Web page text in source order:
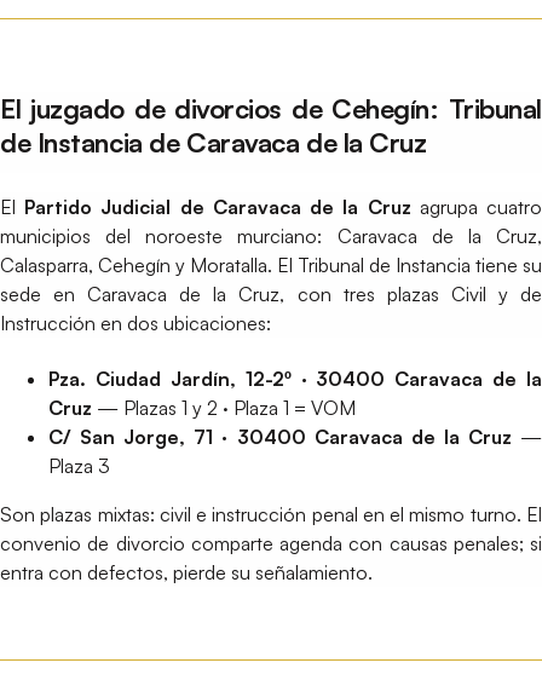
El juzgado de divorcios de Cehegín: Tribunal
de Instancia de Caravaca de la Cruz
El Partido Judicial de Caravaca de la Cruz agrupa cuatro
municipios del noroeste murciano: Caravaca de la Cruz,
Calasparra, Cehegín y Moratalla. El Tribunal de Instancia tiene su
sede en Caravaca de la Cruz, con tres plazas Civil y de
Instrucción en dos ubicaciones:
Pza. Ciudad Jardín, 12-2º · 30400 Caravaca de la
Cruz — Plazas 1 y 2 · Plaza 1 = VOM
C/ San Jorge, 71 · 30400 Caravaca de la Cruz —
Plaza 3
Son plazas mixtas: civil e instrucción penal en el mismo turno. El
convenio de divorcio comparte agenda con causas penales; si
entra con defectos, pierde su señalamiento.